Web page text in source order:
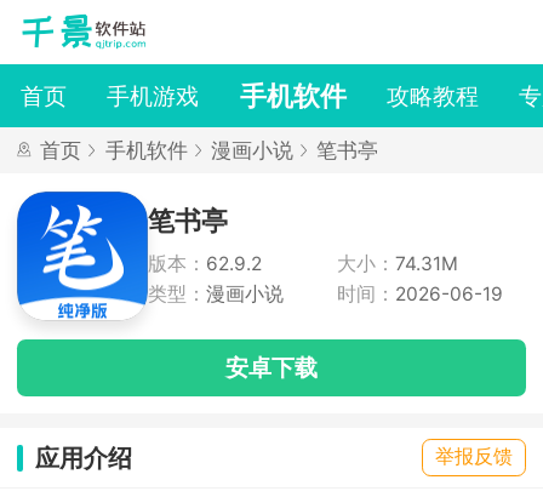
首页 手机游戏 手机软件 攻略教程
首页 手机软件 漫画小说 笔书亭
笔书亭
版本： 62.9.2 大小： 74.31M
类型： 漫画小说 时间： 2026-06-19
安卓下载
应用介绍 举报反馈